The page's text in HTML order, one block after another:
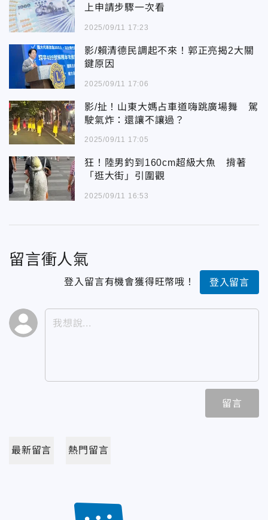
上申請步驟一次看
2025/09/11 17:23
影/賴清德民調起不來！郭正亮揭2大關
鍵原因
2025/09/11 17:06
影/扯！山東大媽占車道嗨跳廣場舞 駕
駛氣炸：還讓不讓過？
2025/09/11 17:05
狂！陸男釣到160cm超級大魚 揹著
「逛大街」引圍觀
2025/09/11 16:53
留言衝人氣
登入留言有機會獲得旺幣哦！ 登入留言
留言
最新留言 熱門留言